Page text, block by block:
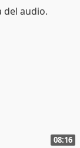
08:16